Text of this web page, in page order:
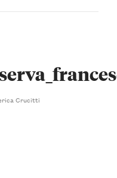
Crucitti